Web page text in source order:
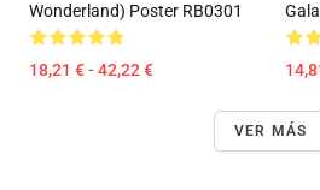
Wonderland) Poster RB0301
18,21 € - 42,22 €
VER MÁS